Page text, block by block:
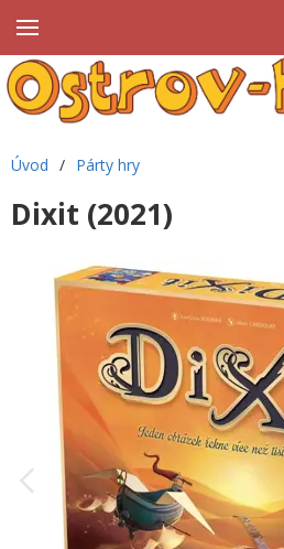
Úvod / Párty hry
Dixit (2021)